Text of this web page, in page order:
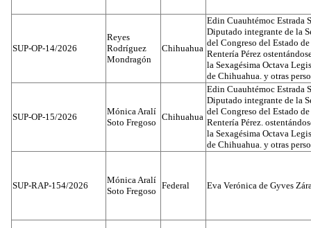
SUP-OP-14/2026
Reyes
Rodríguez
Mondragón
Chihuahua
Edin Cuauhtémoc Estrada
Diputado integrante de la
del Congreso del Estado
Rentería Pérez
la Sexagésima Octava
de Chihuahua. y otras
SUP-OP-15/2026
Mónica Aralí
Soto Fregoso
Chihuahua
Edin Cuauhtémoc Estrada
Diputado integrante de la
del Congreso del Estado
Rentería Pérez.
la Sexagésima Octava
de Chihuahua. y otras
SUP-RAP-154/2026
Mónica Aralí
Soto Fregoso
Federal Eva Verónica de Gyves